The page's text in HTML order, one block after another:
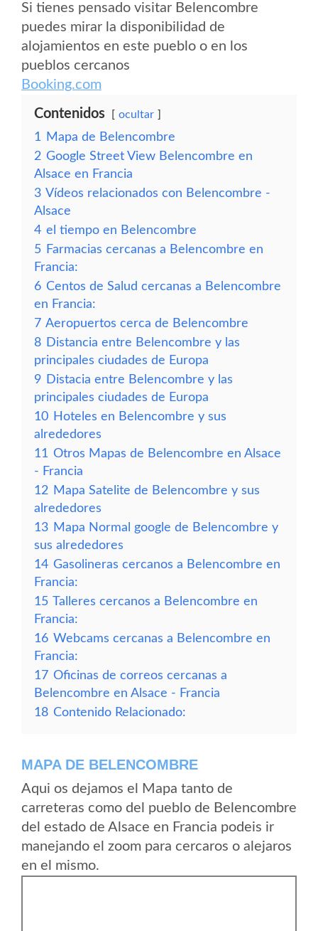
Si tienes pensado visitar Belencombre
puedes mirar la disponibilidad de
alojamientos en este pueblo o en los
pueblos cercanos
Booking.com
Contenidos ocultar
1
Mapa de Belencombre
2 Google Street View Belencombre en
Alsace en Francia
3 Vídeos relacionados con Belencombre -
Alsace
4 el tiempo en Belencombre
5 Farmacias cercanas a Belencombre en
Francia:
6 Centos de Salud cercanas a Belencombre
en Francia:
7 Aeropuertos cerca de Belencombre
8 Distancia entre Belencombre y las
principales ciudades de Europa
9 Distacia entre Belencombre y las
principales ciudades de Europa
10 Hoteles en Belencombre y sus
alrededores
11 Otros Mapas de Belencombre en Alsace
- Francia
12 Mapa Satelite de Belencombre y sus
alrededores
13 Mapa Normal google de Belencombre y
sus alrededores
14 Gasolineras cercanos a Belencombre en
Francia:
15 Talleres cercanos a Belencombre en
Francia:
16 Webcams cercanas a Belencombre en
Francia:
17 Oficinas de correos cercanas a
Belencombre en Alsace - Francia
18 Contenido Relacionado:
MAPA DE BELENCOMBRE
Aqui os dejamos el Mapa tanto de
carreteras como del pueblo de Belencombre
del estado de Alsace en Francia podeis ir
manejando el zoom para cercaros o alejaros
en el mismo.